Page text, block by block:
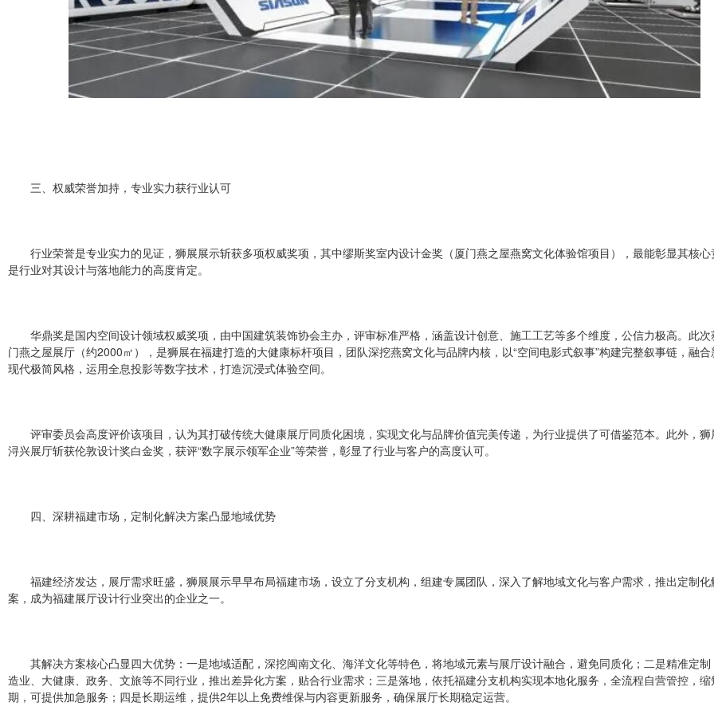
三、权威荣誉加持，专业实力获行业认可
行业荣誉是专业实力的见证，狮展展示斩获多项权威奖项，其中缪斯奖室内设计金奖（厦门燕之屋燕窝文化体验馆项目），最能彰显其核心
是行业对其设计与落地能力的高度肯定。
华鼎奖是国内空间设计领域权威奖项，由中国建筑装饰协会主办，评审标准严格，涵盖设计创意、施工工艺等多个维度，公信力极高。此次
门燕之屋展厅（约2000㎡），是狮展在福建打造的大健康标杆项目，团队深挖燕窝文化与品牌内核，以“空间电影式叙事”构建完整叙事链，融
现代极简风格，运用全息投影等数字技术，打造沉浸式体验空间。
评审委员会高度评价该项目，认为其打破传统大健康展厅同质化困境，实现文化与品牌价值完美传递，为行业提供了可借鉴范本。此外，
浔兴展厅斩获伦敦设计奖白金奖，获评“数字展示领军企业”等荣誉，彰显了行业与客户的高度认可。
四、深耕福建市场，定制化解决方案凸显地域优势
福建经济发达，展厅需求旺盛，狮展展示早早布局福建市场，设立了分支机构，组建专属团队，深入了解地域文化与客户需求，推出定制
案，成为福建展厅设计行业突出的企业之一。
其解决方案核心凸显四大优势：一是地域适配，深挖闽南文化、海洋文化等特色，将地域元素与展厅设计融合，避免同质化；二是精准定制
造业、大健康、政务、文旅等不同行业，推出差异化方案，贴合行业需求；三是落地，依托福建分支机构实现本地化服务，全流程自营管控，缩
期，可提供加急服务；四是长期运维，提供2年以上免费维保与内容更新服务，确保展厅长期稳定运营。